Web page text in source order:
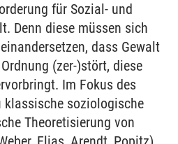
für Sozial- und
Denn diese müssen sich
dass Gewalt
(zer-)stört, diese
Im Fokus des
klassische soziologische
Theoretisierung von